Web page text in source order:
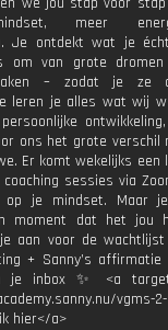
meer
Je ontdekt wat je
om van grote dromen
– zodat je ze
leren je alles wat wij
ons het grote verschil
Er komt wekelijks een
sessies via
op je mindset. Maar
moment dat het jou
aan voor de
+ Sanny’s
je inbox ✨ <a
vgms-2-
hier</a>